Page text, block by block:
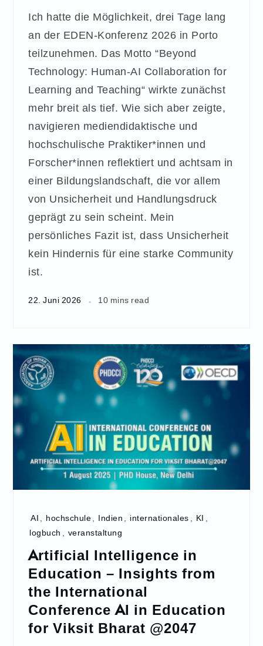
Ich hatte die Möglichkeit, drei Tage lang
an der EDEN-Konferenz 2026 in Porto
teilzunehmen. Das Motto “Beyond
Technology: Human-AI Collaboration for
Learning and Teaching“ wirkte zunächst
mehr breit als tief. Wie sich aber zeigte,
navigieren mediendidaktische und
hochschulische Praktiker*innen und
Forscher*innen reflektiert und achtsam in
einer Bildungslandschaft, die vor allem
von Unsicherheit und Handlungsdruck
geprägt zu sein scheint. Mein
persönliches Fazit ist, dass Unsicherheit
kein Hindernis für eine starke Community
ist.
22. Juni 2026 10 mins read
AI , hochschule, Indien , internationales , KI ,
logbuch , veranstaltung
Artificial Intelligence in
Education – Insights from
the International
Conference AI in Education
for Viksit Bharat @2047